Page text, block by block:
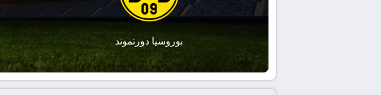
بوروسيا دورتموند